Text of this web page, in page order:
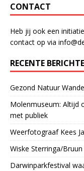
CONTACT
Heb jij ook een
contact op via
RECENTE
Gezond Natuur
Molenmuseum: Altijd
met publiek
Weerfotograaf Kees
Wiske Sterringa/
Darwinparkfestival